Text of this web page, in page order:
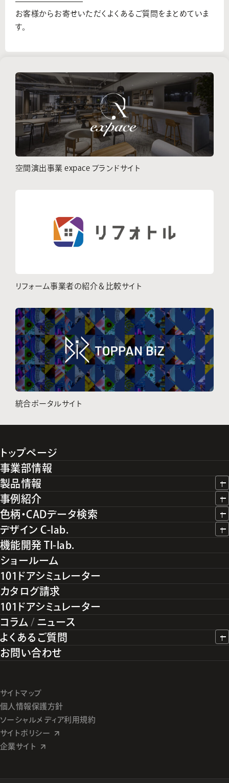
お客様からお寄せいただくよくあるご質問をまとめていま
す。
空間演出事業 expace ブランドサイト
リフォーム事業者の紹介＆比較サイト
統合ポータルサイト
トップページ
事業部情報
製品情報
事例紹介
色柄・CADデータ検索
デザイン C-lab.
機能開発 TI-lab.
ショールーム
101ドアシミュレーター
カタログ請求
101ドアシミュレーター
コラム /ニュース
よくあるご質問
お問い合わせ
サイトマップ
個人情報保護方針
ソーシャルメディア利用規約
サイトポリシー
企業サイト